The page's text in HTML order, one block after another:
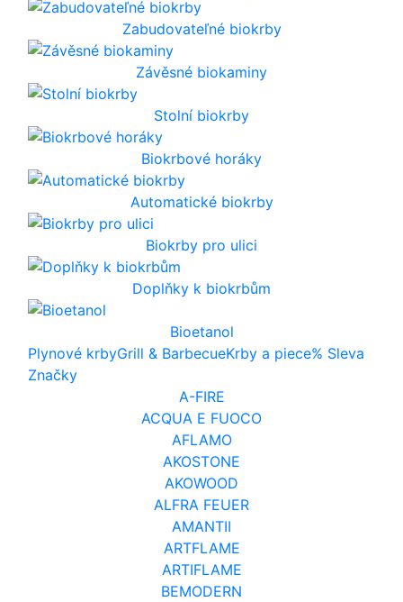
Zabudovateľné biokrby
Závěsné biokaminy
Stolní biokrby
Biokrbové horáky
Automatické biokrby
Biokrby pro ulici
Doplňky k biokrbům
Bioetanol
Plynové krbyGrill & BarbecueKrby a piece% Sleva
Značky
A-FIRE
ACQUA E FUOCO
AFLAMO
AKOSTONE
AKOWOOD
ALFRA FEUER
AMANTII
ARTFLAME
ARTIFLAME
BEMODERN